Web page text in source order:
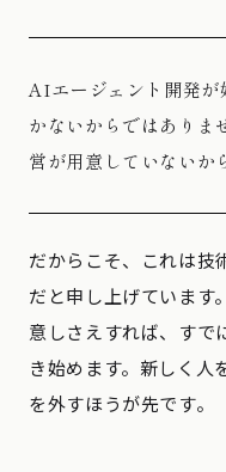
AIエージェント開発が
かないからではありま
営が用意していないか
だからこそ、これは技
だと申し上げています
意しさえすれば、すで
き始めます。新しく人
を外すほうが先です。